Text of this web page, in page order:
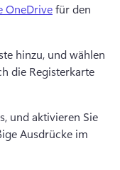
OneDrive für den
hinzu, und wählen
die Registerkarte
und aktivieren Sie
Ausdrücke im